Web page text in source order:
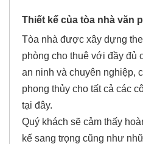
Thiết kế của tòa nhà văn
Tòa nhà được xây dựng
phòng cho thuê với đầy đủ
an ninh và chuyên nghiệp,
phong thủy cho tất cả các
tại đây.
Quý khách sẽ cảm thấy
kế sang trọng cũng như